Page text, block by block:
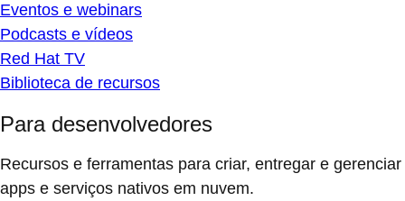
Eventos e webinars
Podcasts e vídeos
Red Hat TV
Biblioteca de recursos
Para desenvolvedores
Recursos e ferramentas para criar, entregar e gerenciar
apps e serviços nativos em nuvem.